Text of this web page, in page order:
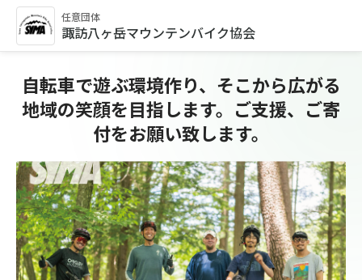
任意団体
諏訪八ヶ岳マウンテンバイク協会
自転車で遊ぶ環境作り、そこから広がる
地域の笑顔を目指します。ご支援、ご寄
付をお願い致します。